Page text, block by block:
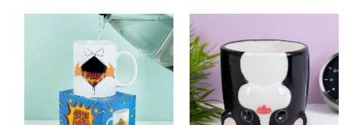
war:
15,99 €
ist:
11,99 €.
war:
ist: